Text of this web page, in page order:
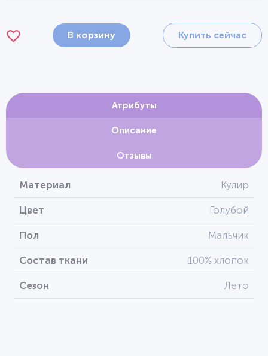
В корзину Купить сейчас
Атрибуты
Описание
Отзывы
Материал Кулир
Цвет Голубой
Пол Мальчик
Состав ткани 100% хлопок
Сезон Лето